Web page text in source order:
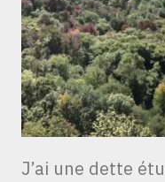
J’ai une dette